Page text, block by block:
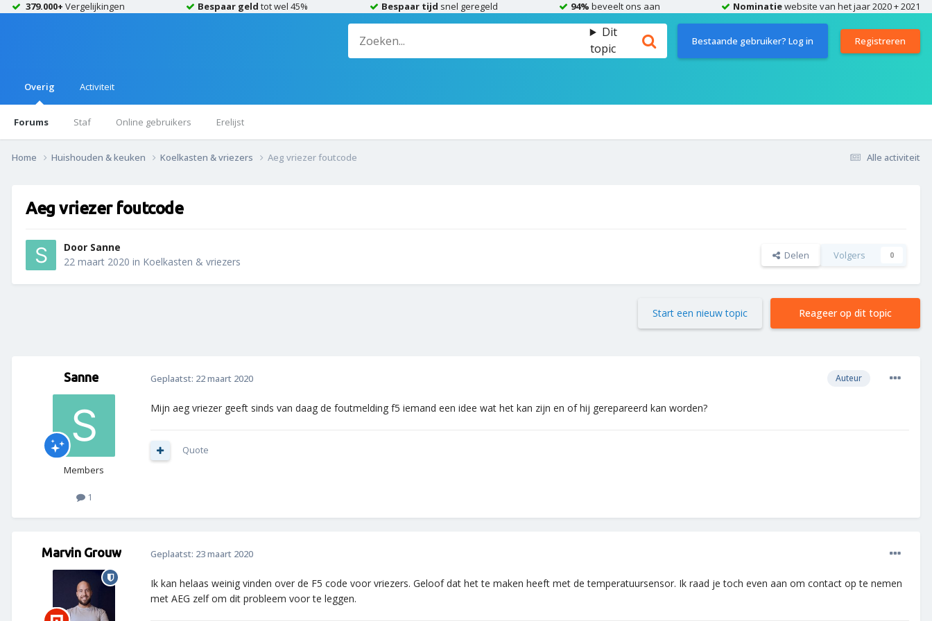
379.000+ Vergelijkingen Bespaar geld tot wel 45% Bespaar tijd snel geregeld 94% beveelt ons aan Nominatiewebsite van het jaar 2020 + 2021
Dit
topic
Bestaande gebruiker? Log in Registreren
Overig
Forums Staf Online gebruikers Erelijst
Activiteit
Alle activiteit
Home Huishouden & keuken Koelkasten & vriezers Aeg vriezer foutcode
Aeg vriezer foutcode
Door Sanne
22 maart 2020 in Koelkasten & vriezers Delen Volgers 0
Reageer op dit topic
Start een nieuw topic
Sanne
Members
1
Auteur
Geplaatst: 22 maart 2020
Mijn aeg vriezer geeft sinds van daag de foutmelding f5 iemand een idee wat het kan zijn en of hij gerepareerd kan worden?
Quote
Marvin Grouw Geplaatst: 23 maart 2020
Ik kan helaas weinig vinden over de F5 code voor vriezers. Geloof dat het te maken heeft met de temperatuursensor. Ik raad je toch even aan om contact op te nemen
met AEG zelf om dit probleem voor te leggen.